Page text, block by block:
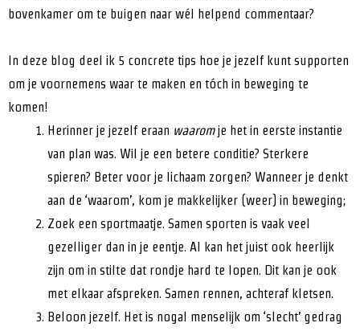
bovenkamer om te buigen naar wél helpend commentaar?
In deze blog deel ik 5 concrete tips hoe je jezelf kunt supporten
om je voornemens waar te maken en tóch in beweging te
komen!
Herinner je jezelf eraan waaromje het in eerste instantie
van plan was. Wil je een betere conditie? Sterkere
spieren? Beter voor je lichaam zorgen? Wanneer je denkt
aan de ‘waarom’, kom je makkelijker (weer) in beweging;
Zoek een sportmaatje. Samen sporten is vaak veel
gezelliger dan in je eentje. Al kan het juist ook heerlijk
zijn om in stilte dat rondje hard te lopen. Dit kan je ook
met elkaar afspreken. Samen rennen, achteraf kletsen.
Beloon jezelf. Het is nogal menselijk om ‘slecht’ gedrag